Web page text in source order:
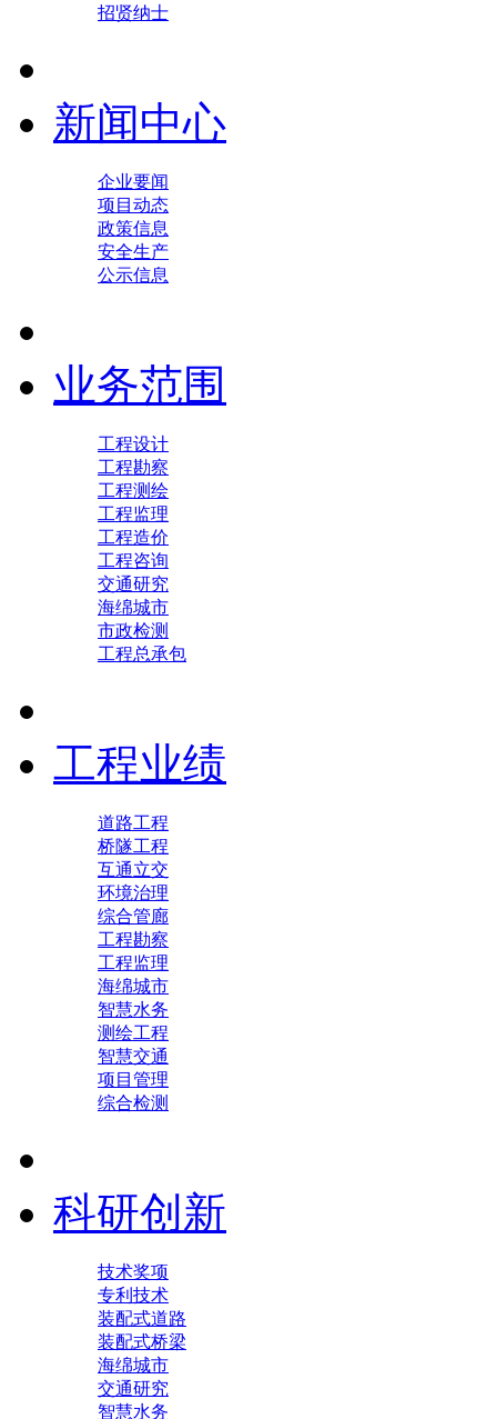
招贤纳士
新闻中心
企业要闻
项目动态
政策信息
安全生产
公示信息
业务范围
工程设计
工程勘察
工程测绘
工程监理
工程造价
工程咨询
交通研究
海绵城市
市政检测
工程总承包
工程业绩
道路工程
桥隧工程
互通立交
环境治理
综合管廊
工程勘察
工程监理
海绵城市
智慧水务
测绘工程
智慧交通
项目管理
综合检测
科研创新
技术奖项
专利技术
装配式道路
装配式桥梁
海绵城市
交通研究
智慧水务